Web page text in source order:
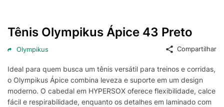
Tênis Olympikus Ápice 43 Preto
Olympikus Compartilhar
Ideal para quem busca um tênis versátil para treinos e corridas,
o Olympikus Ápice combina leveza e suporte em um design
moderno. O cabedal em HYPERSOX oferece flexibilidade, calce
fácil e respirabilidade, enquanto os detalhes em laminado com